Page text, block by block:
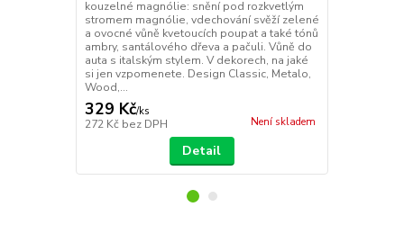
kouzelné magnólie: snění pod rozkvetlým
stromem magnólie, vdechování svěží zelené
a ovocné vůně kvetoucích poupat a také tónů
ambry, santálového dřeva a pačuli. Vůně do
auta s italským stylem. V dekorech, na jaké
si jen vzpomenete. Design Classic, Metalo,
Wood,...
329 Kč/ks
272 Kč bez DPH Není skladem
Detail